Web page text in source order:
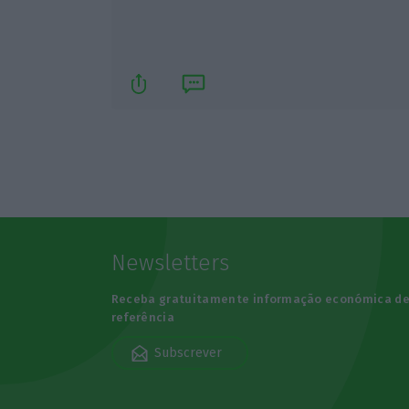
Newsletters
Receba gratuitamente informação económica
referência
Subscrever